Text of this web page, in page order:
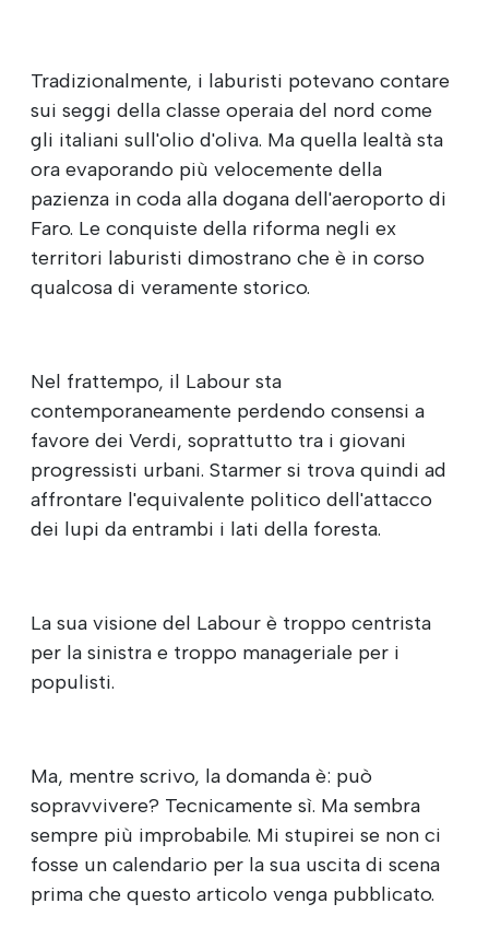
Tradizionalmente, i laburisti potevano contare
sui seggi della classe operaia del nord come
gli italiani sull'olio d'oliva. Ma quella lealtà sta
ora evaporando più velocemente della
pazienza in coda alla dogana dell'aeroporto di
Faro. Le conquiste della riforma negli ex
territori laburisti dimostrano che è in corso
qualcosa di veramente storico.
Nel frattempo, il Labour sta
contemporaneamente perdendo consensi a
favore dei Verdi, soprattutto tra i giovani
progressisti urbani. Starmer si trova quindi ad
affrontare l'equivalente politico dell'attacco
dei lupi da entrambi i lati della foresta.
La sua visione del Labour è troppo centrista
per la sinistra e troppo manageriale per i
populisti.
Ma, mentre scrivo, la domanda è: può
sopravvivere? Tecnicamente sì. Ma sembra
sempre più improbabile. Mi stupirei se non ci
fosse un calendario per la sua uscita di scena
prima che questo articolo venga pubblicato.